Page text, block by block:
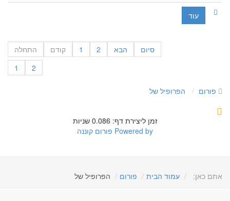
עוד
התחלה קודם 1 2 הבא
סיום
1
2
פורום הפרופיל של
זמן ליצירת דף: 0.086 שניות
Powered by פורום קוננה
אתם כאן: עמוד הבית פורום הפרופיל של